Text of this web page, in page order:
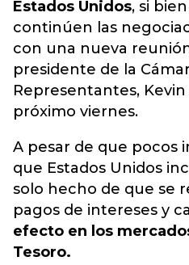
Estados Unidos, si
continúen las
con una nueva
presidente de la
Representantes,
próximo viernes.
A pesar de que pocos
que Estados Unidos
solo hecho de que se
pagos de intereses y
efecto en los
Tesoro.